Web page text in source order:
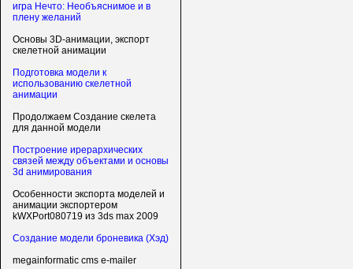
игра Нечто: Необъяснимое и в
плену желаний
Основы 3D-анимации, экспорт
скелетной анимации
Подготовка модели к
использованию скелетной
анимации
Продолжаем Создание скелета
для данной модели
Построение ирерархических
связей между объектами и основы
3d анимирования
Особенности экспорта моделей и
анимации экспортером
kWXPort080719 из 3ds max 2009
Создание модели броневика (Хэд)
megainformatic cms e-mailer